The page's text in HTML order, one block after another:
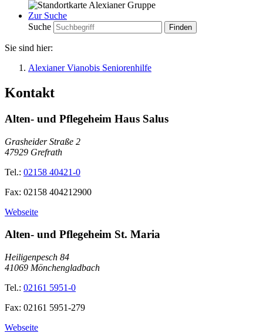
Zur Suche
Suche
Sie sind hier:
Alexianer Vianobis Seniorenhilfe
Kontakt
Alten- und Pflegeheim Haus Salus
Grasheider Straße 2
47929 Grefrath
Tel.: 02158 40421-0
Fax: 02158 404212900
Webseite
Alten- und Pflegeheim St. Maria
Heiligenpesch 84
41069 Mönchengladbach
Tel.: 02161 5951-0
Fax: 02161 5951-279
Webseite